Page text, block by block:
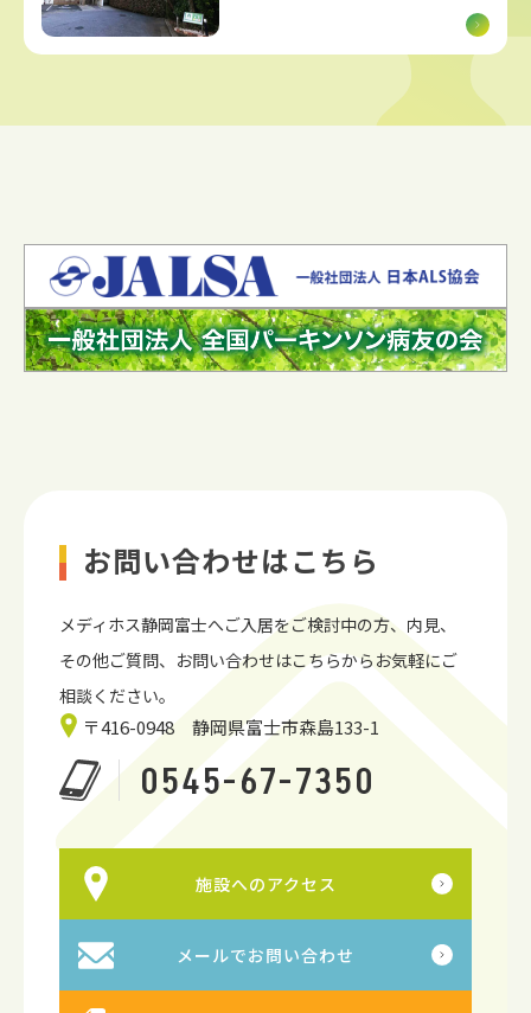
お問い合わせはこちら
メディホス静岡富士へご入居をご検討中の方、内見、
その他ご質問、お問い合わせはこちらからお気軽にご
相談ください。
〒416-0948 静岡県富士市森島133-1
0545-67-7350
施設へのアクセス
メールでお問い合わせ